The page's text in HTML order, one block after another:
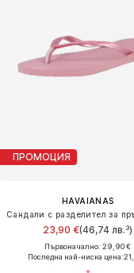
ПРОМОЦИЯ
HAVAIANAS
23,90 €(46,74 лв.³)
Първоначално: 29,90 €
Последна най-ниска цена: